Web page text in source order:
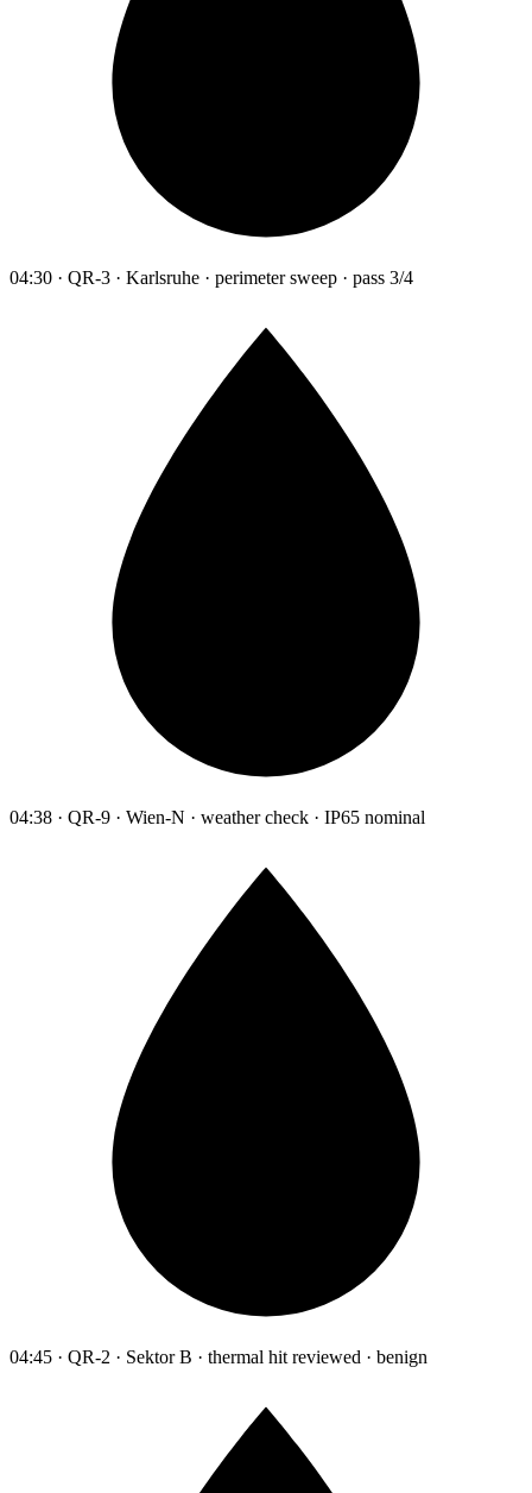
04:30 · QR-3 · Karlsruhe · perimeter sweep · pass 3/4
04:38 · QR-9 · Wien-N · weather check · IP65 nominal
04:45 · QR-2 · Sektor B · thermal hit reviewed · benign